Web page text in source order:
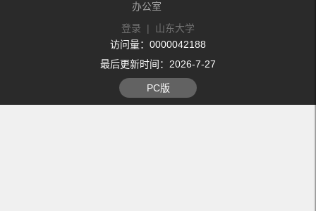
办公室
登录 | 山东大学
访问量： 0000042188
最后更新时间： 2026-7-27
PC版